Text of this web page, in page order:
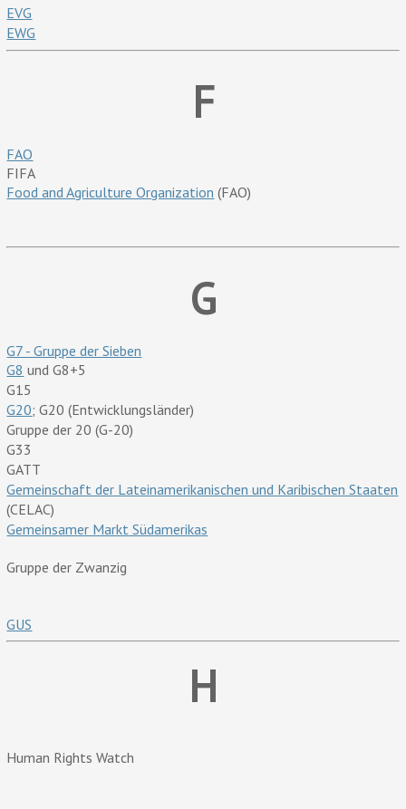
EVG
EWG
F
FAO
FIFA
Food and Agriculture Organization (FAO)
G
G7 - Gruppe der Sieben
G8 und G8+5
G15
G20; G20 (Entwicklungsländer)
Gruppe der 20 (G-20)
G33
GATT
Gemeinschaft der Lateinamerikanischen und Karibischen Staaten
(CELAC)
Gemeinsamer Markt Südamerikas
Gruppe der Zwanzig
GUS
H
Human Rights Watch